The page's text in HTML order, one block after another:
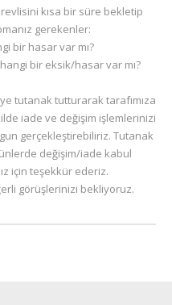
kısa bir süre bekletip
gerekenler:
bir hasar var mı?
bir eksik/hasar var mı?
tutanak tutturarak tarafımıza
iade ve değişim işlemlerinizi
gerçekleştirebiliriz. Tutanak
değişim/iade kabul
için teşekkür ederiz.
görüşlerinizi bekliyoruz.